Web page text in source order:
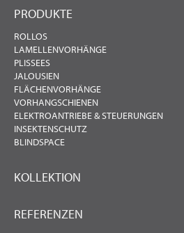
PRODUKTE
ROLLOS
LAMELLENVORHÄNGE
PLISSEES
JALOUSIEN
FLÄCHENVORHÄNGE
VORHANGSCHIENEN
ELEKTROANTRIEBE & STEUERUNGEN
INSEKTENSCHUTZ
BLINDSPACE
KOLLEKTION
REFERENZEN